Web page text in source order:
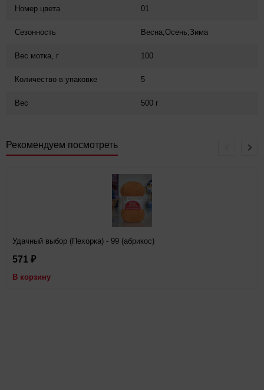
Номер цвета 01
Сезонность Весна;Осень;Зима
Вес мотка, г 100
Количество в упаковке 5
Вес 500 г
Рекомендуем посмотреть
Удачный выбор (Пехорка) - 99 (абрикос)
571 ₽
В корзину